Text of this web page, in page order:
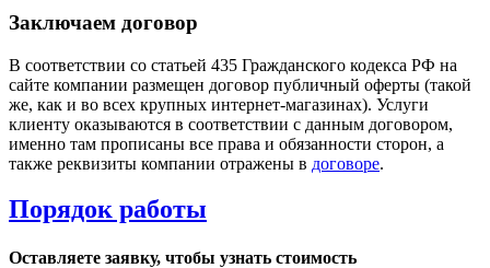
Заключаем договор
В соответствии со статьей 435 Гражданского кодекса РФ на
сайте компании размещен договор публичный оферты (такой
же, как и во всех крупных интернет-магазинах). Услуги
клиенту оказываются в соответствии с данным договором,
именно там прописаны все права и обязанности сторон, а
также реквизиты компании отражены в договоре.
Порядок работы
Оставляете заявку, чтобы узнать стоимость